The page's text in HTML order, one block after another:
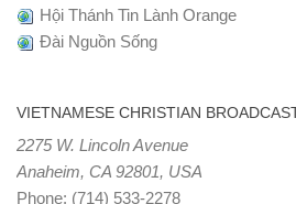
Hội Thánh Tin Lành Orange
Đài Nguồn Sống
VIETNAMESE CHRISTIAN
2275 W. Lincoln Avenue
Anaheim, CA 92801, USA
Phone: (714) 533-2278